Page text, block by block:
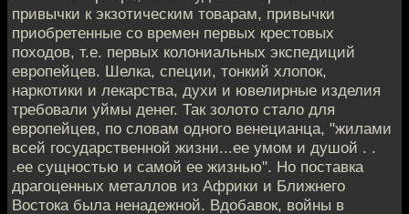
привычки к экзотическим товарам, привычки
приобретенные со времен первых крестовых
походов, т.е. первых колониальных экспедиций
европейцев. Шелка, специи, тонкий хлопок,
наркотики и лекарства, духи и ювелирные изделия
требовали уймы денег. Так золото стало для
европейцев, по словам одного венецианца, "жилами
всей государственной жизни...ее умом и душой . .
.ее сущностью и самой ее жизнью". Но поставка
драгоценных металлов из Африки и Ближнего
Востока была ненадежной. Вдобавок, войны в